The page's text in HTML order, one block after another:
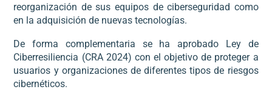
reorganización de sus equipos de ciberseguridad como
en la adquisición de nuevas tecnologías.
De forma complementaria se ha aprobado Ley de
Ciberresiliencia (CRA 2024) con el objetivo de proteger a
usuarios y organizaciones de diferentes tipos de riesgos
cibernéticos.